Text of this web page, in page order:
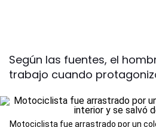
Según las fuentes, el
trabajo cuando
Motociclista fue arrastrado por un